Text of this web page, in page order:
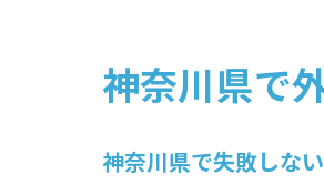
神奈川県で
神奈川県で失敗しな